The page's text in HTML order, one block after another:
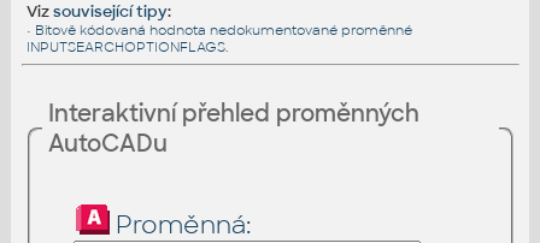
Vizsouvisející tipy:
• Bitově kódovaná hodnota nedokumentované proměnné
INPUTSEARCHOPTIONFLAGS.
Interaktivní přehled proměnných
AutoCADu
Proměnná: